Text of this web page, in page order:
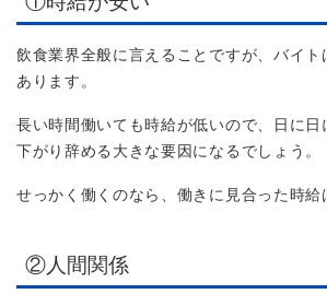
飲食業界全般に言えることですが、バイト
あります。
長い時間働いても時給が低いので、日に日
下がり辞める大きな要因になるでしょう。
せっかく働くのなら、働きに見合った時給
②人間関係